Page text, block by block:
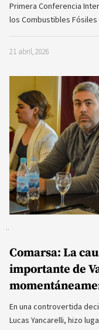
Primera Conferencia
los Combustibles
21 abril, 2026
Comarsa: La
importante de
En una controvertida
Lucas Yancarelli, hizo